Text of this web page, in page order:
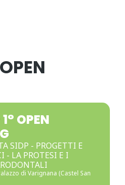
OPEN
SIDP - PROGETTI E
- LA PROTESI E I
di Varignana (Castel San